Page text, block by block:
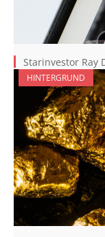
Starinvestor Ray
HINTERGRUND